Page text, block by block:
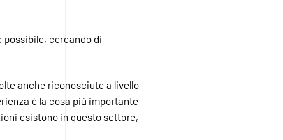
possibile, cercando di
anche riconosciute a livello
è la cosa più importante
esistono in questo settore,